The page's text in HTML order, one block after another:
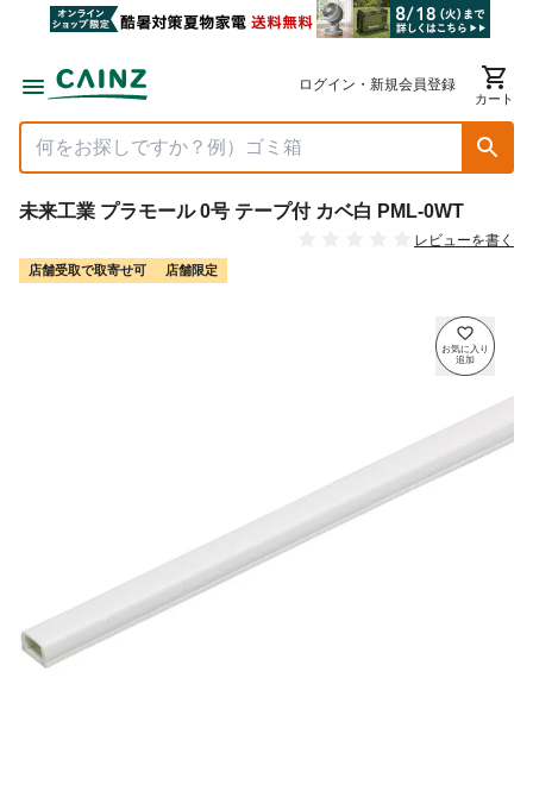
ログイン・新規会員登録
カート
未来工業 プラモール 0号 テープ付 カベ白 PML-0WT
レビューを書く
店舗受取で取寄せ可 店舗限定